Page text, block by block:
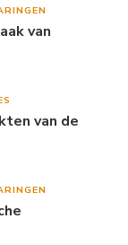
van
van de